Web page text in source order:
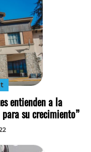
entienden a la
su crecimiento”